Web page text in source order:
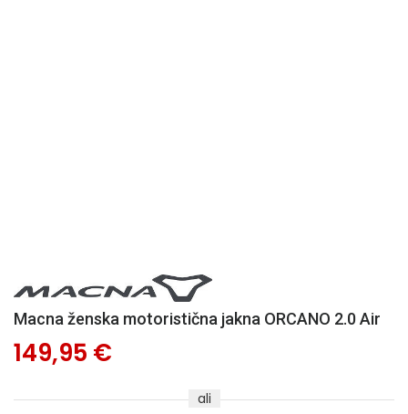
Macna ženska motoristična jakna ORCANO 2.0 Air
149,95 €
ali